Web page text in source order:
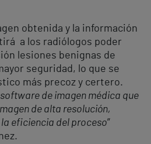
obtenida y la información
a los radiólogos poder
lesiones benignas de
seguridad, lo que se
más precoz y certero.
de imagen médica que
de alta resolución,
eficiencia del proceso”